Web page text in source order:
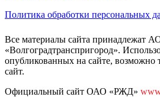
Политика обработки персональных
Все материалы сайта принадлежат
«Волгоградтранспригород».
опубликованных на сайте, возможно
сайт.
Официальный сайт ОАО «РЖД»